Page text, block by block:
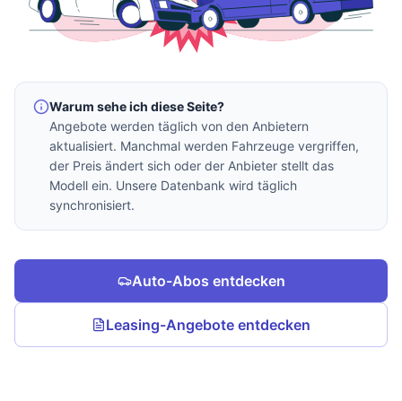
Warum sehe ich diese Seite?
Angebote werden täglich von den Anbietern
aktualisiert. Manchmal werden Fahrzeuge vergriffen,
der Preis ändert sich oder der Anbieter stellt das
Modell ein. Unsere Datenbank wird täglich
synchronisiert.
Auto-Abos entdecken
Leasing-Angebote entdecken